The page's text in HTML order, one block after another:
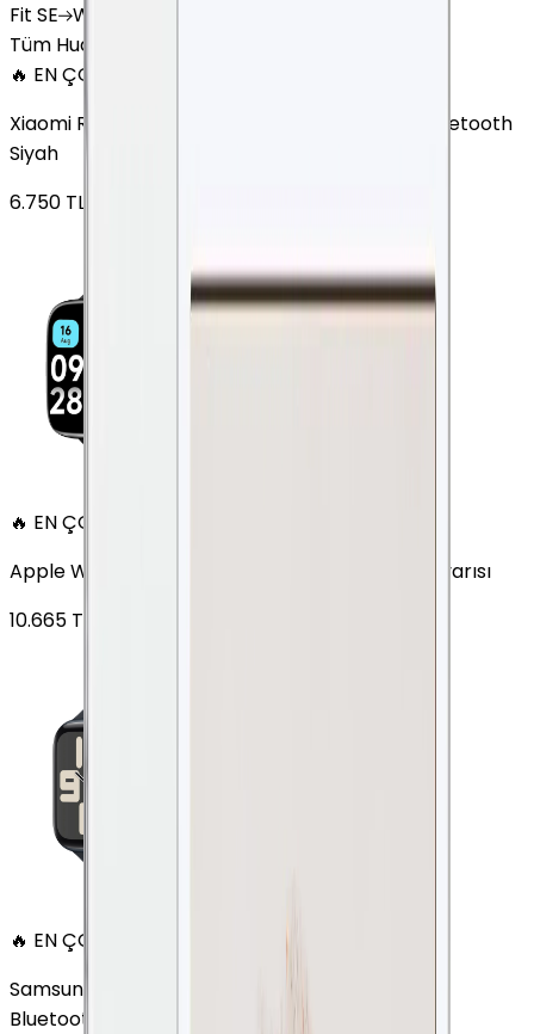
Fit SE Watch
Tüm Huawei Watch'lar
🔥 EN ÇOK SATAN
Xiaomi Redmi Watch 3 Active Plastik 47mm Bluetooth
Siyah
6.750 TL'den
🔥 EN ÇOK SATAN
Apple Watch SE Alüminyum 44mm GPS Gece yarısı
10.665 TL'den
🔥 EN ÇOK SATAN
Samsung Galaxy Watch 7 Alüminyum 44 mm
Bluetooth Wi-Fi Yeşil